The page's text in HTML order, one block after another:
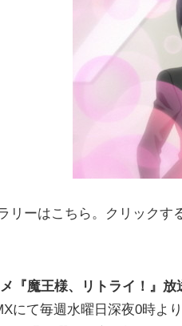
リーはこちら。クリックす
メ『魔王様、リトライ！』放
にて毎週水曜日深夜0時よ